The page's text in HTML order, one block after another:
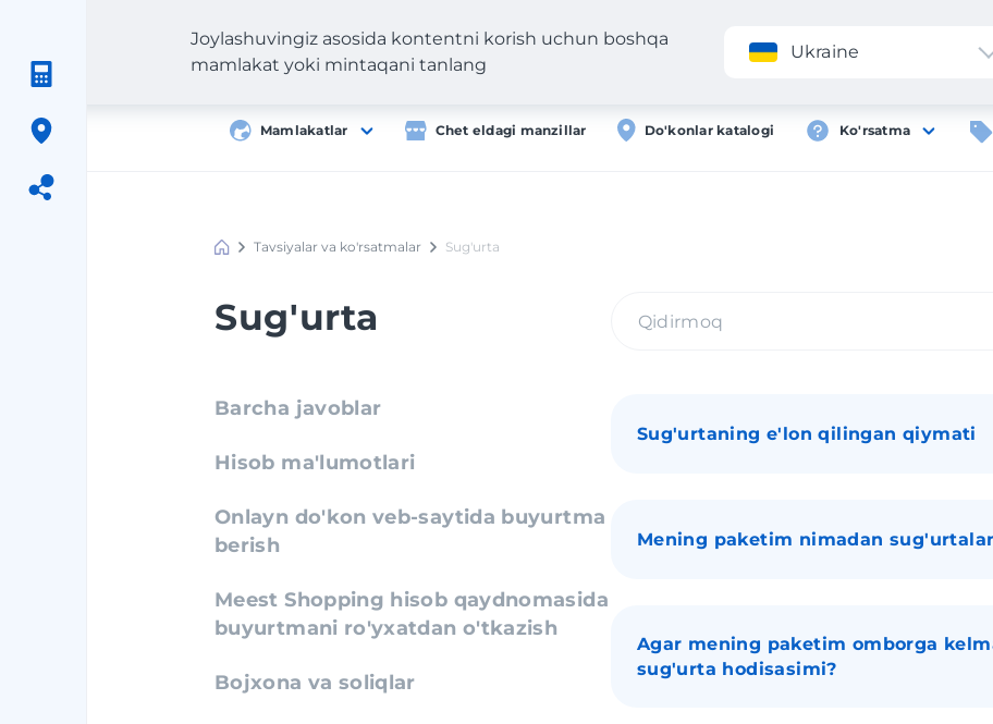
Ilova
Mamlakatlar Chet eldagi manzillar Do'konlar katalogi Ko'rsatma
Joylashuvingiz asosida kontentni korish uchun boshqa
mamlakat yoki mintaqani tanlang
Ukraine
Meest Tavsiyalar va ko'rsatmalar Sug'urta
Sug'urta
Barcha javoblar
Hisob ma'lumotlari
Onlayn do'kon veb-saytida buyurtma
berish
Meest Shopping hisob qaydnomasida
buyurtmani ro'yxatdan o'tkazish
Bojxona va soliqlar
Sug'urtaning e'lon qilingan qiymati
Mening paketim nimadan
Agar mening paketim omborga
sug'urta hodisasimi?